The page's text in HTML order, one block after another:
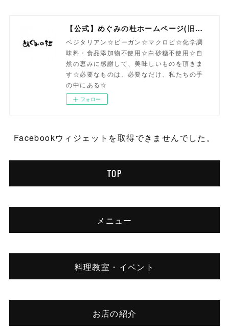
【公式】めぐみの杜ホームページ(旧自然食工房）
ベジタリアン☆ビーガン☆マクロビ☆化学調
味料・食品添加物不使用☆白砂糖不使用☆自
然の恵みに感謝して、美味しいものを頂きま
す☆必要なものは、必要なだけ、私たちの手
の中にある☆
フォロー
Facebookウィジェットを取得できませんでした。
TOP
メニュー
料理教室・イベント
お店の紹介